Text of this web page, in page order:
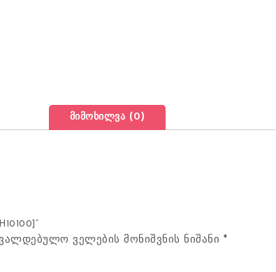
მიმოხილვა (0)
ველების მონიშვნის ნიშანი *